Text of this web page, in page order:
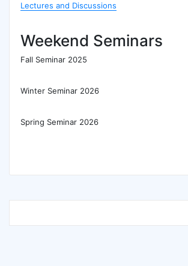
Lectures and Discussions
Weekend Seminars
Fall Seminar 2025
Winter Seminar 2026
Spring Seminar 2026